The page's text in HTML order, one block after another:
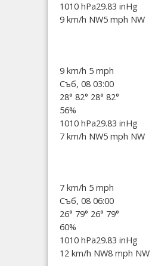
1010 hPa29.83 inHg
9 km/h NW5 mph NW
9 km/h 5 mph
Съб, 08 03:00
28° 82° 28° 82°
56%
1010 hPa29.83 inHg
7 km/h NW5 mph NW
7 km/h 5 mph
Съб, 08 06:00
26° 79° 26° 79°
60%
1010 hPa29.83 inHg
12 km/h NW8 mph NW